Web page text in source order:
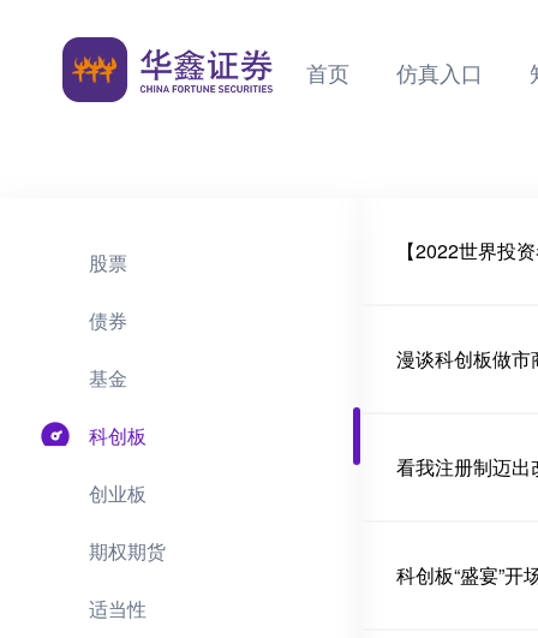
首页 仿真入口
股票
债券
基金
科创板
创业板
期权期货
适当性
【2022世界投
漫谈科创板做市
看我注册制迈出
科创板“盛宴”开